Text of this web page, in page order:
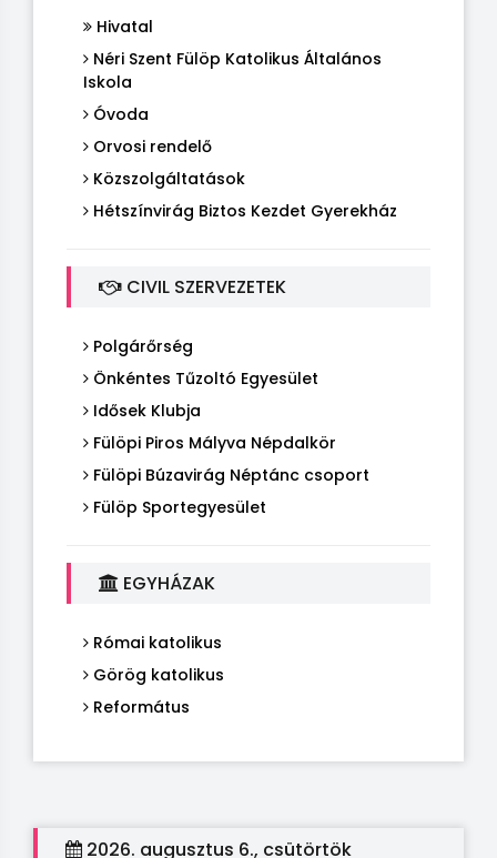
Hivatal
Néri Szent Fülöp Katolikus Általános
Iskola
Óvoda
Orvosi rendelő
Közszolgáltatások
Hétszínvirág Biztos Kezdet Gyerekház
CIVIL SZERVEZETEK
Polgárőrség
Önkéntes Tűzoltó Egyesület
Idősek Klubja
Fülöpi Piros Mályva Népdalkör
Fülöpi Búzavirág Néptánc csoport
Fülöp Sportegyesület
EGYHÁZAK
Római katolikus
Görög katolikus
Református
2026. augusztus 6., csütörtök